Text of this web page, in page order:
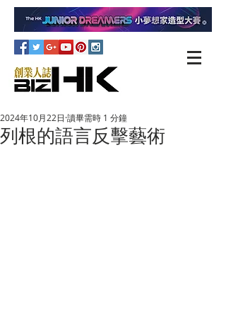
列根的語言反擊藝術
2024年10月22日 讀畢需時 1 分鐘